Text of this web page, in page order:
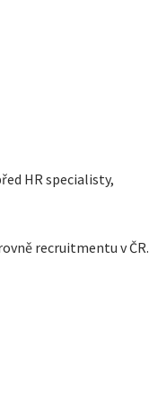
HR specialisty,
recruitmentu v ČR.